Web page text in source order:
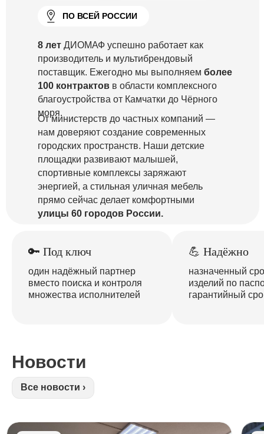
ПО ВСЕЙ РОССИИ
8 лет ДИОМАФ успешно работает как
производитель и мультибрендовый
поставщик. Ежегодно мы выполняем более
100 контрактов в области комплексного
благоустройства от Камчатки до Чёрного
моря.
От министерств до частных компаний —
нам доверяют создание современных
городских пространств. Наши детские
площадки развивают малышей,
спортивные комплексы заряжают
энергией, а стильная уличная мебель
прямо сейчас делает комфортными
улицы 60 городов России.
🔑 Под ключ
один надёжный партнер
вместо поиска и контроля
множества исполнителей
💪 Надёжно
назначенный
изделий по
гарантийный
Новости
Все новости ›